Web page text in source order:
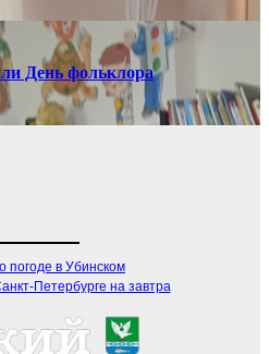
День фольклора
погоде в Убинском
Петербурге на завтра